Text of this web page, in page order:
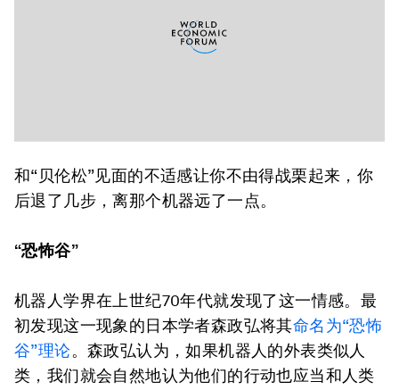
和“贝伦松”见面的不适感让你不由得战栗起来，你
后退了几步，离那个机器远了一点。
“恐怖谷”
机器人学界在上世纪70年代就发现了这一情感。最
初发现这一现象的日本学者森政弘将其命名为“恐怖
谷”理论。森政弘认为，如果机器人的外表类似人
类，我们就会自然地认为他们的行动也应当和人类